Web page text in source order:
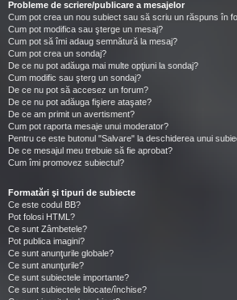
Probleme de scriere/publicare a mesajelor
Cum pot crea un nou subiect sau să scriu un răspuns în
Cum pot modifica sau şterge un mesaj?
Cum pot să îmi adaug semnătură la mesaj?
Cum pot crea un sondaj?
De ce nu pot adăuga mai multe opţiuni la sondaj?
Cum modific sau şterg un sondaj?
De ce nu pot să accesez un forum?
De ce nu pot adăuga fişiere ataşate?
De ce am primit un avertisment?
Cum pot raporta mesaje unui moderator?
Pentru ce este butonul "Salvare" la deschiderea unui
De ce mesajul meu trebuie să fie aprobat?
Cum îmi promovez subiectul?
Formatări şi tipuri de subiecte
Ce este codul BB?
Pot folosi HTML?
Ce sunt Zâmbetele?
Pot publica imagini?
Ce sunt anunţurile globale?
Ce sunt anunţurile?
Ce sunt subiectele importante?
Ce sunt subiectele blocate/închise?